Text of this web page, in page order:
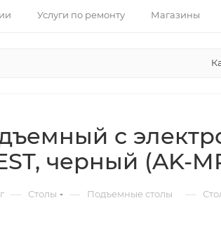
Услуги по ремонту Магазины
с
черный (AK-
— Столы — Подъемные столы —